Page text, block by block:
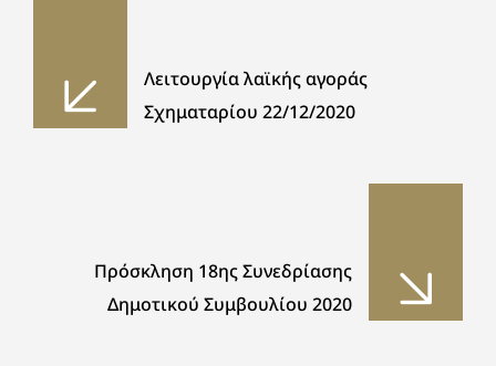
Λειτουργία λαϊκής αγοράς
Σχηματαρίου 22/12/2020
Πρόσκληση 18ης Συνεδρίασης
Δημοτικού Συμβουλίου 2020